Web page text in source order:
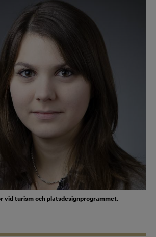
vid turism och platsdesignprogrammet.